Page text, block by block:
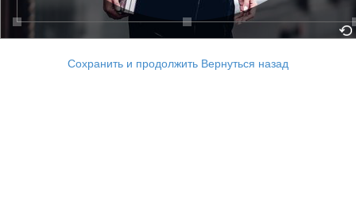
Сохранить и продолжить Вернуться назад